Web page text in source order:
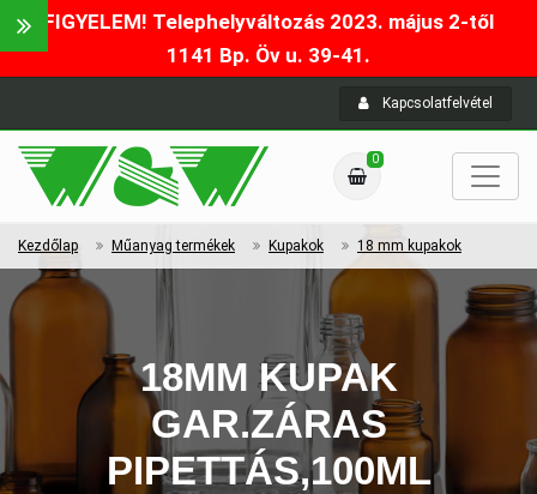
FIGYELEM! Telephelyváltozás 2023. május 2-től
1141 Bp. Öv u. 39-41.
Kapcsolatfelvétel
0
Kezdőlap Műanyag termékek Kupakok 18 mm kupakok
18MM KUPAK
GAR.ZÁRAS
PIPETTÁS,100ML